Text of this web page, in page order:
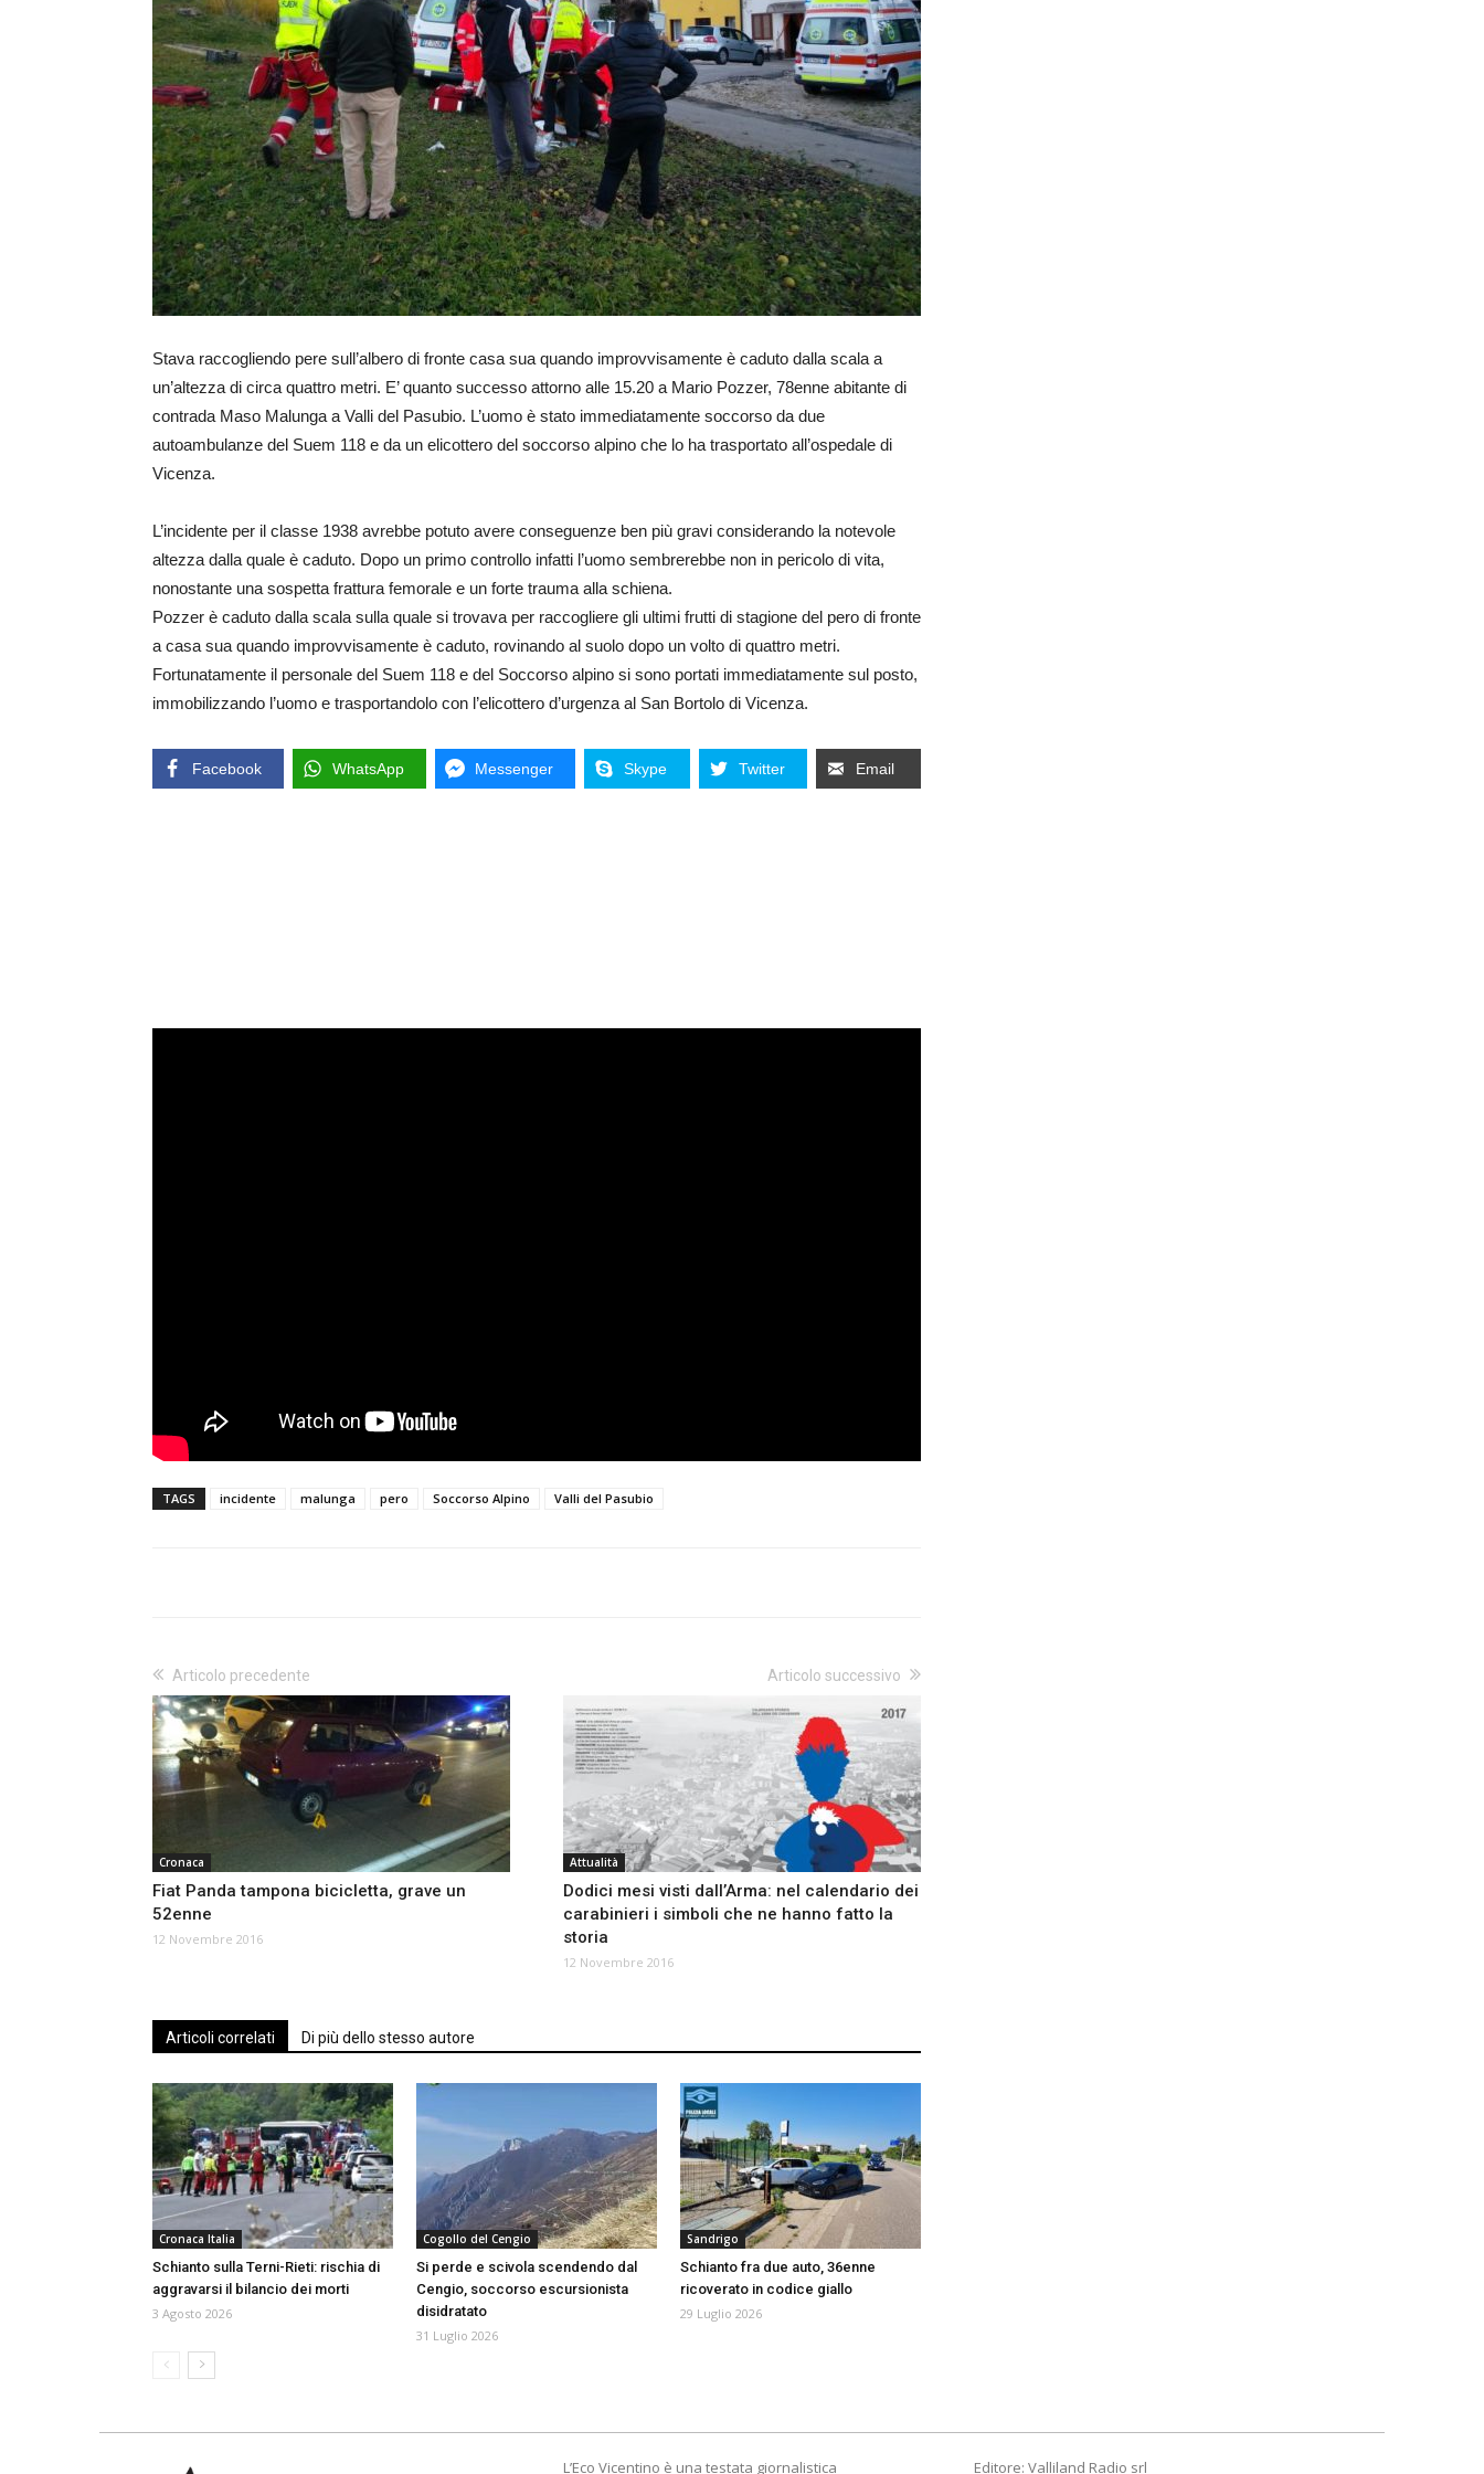
Stava raccogliendo pere sull’albero di fronte casa sua quando improvvisamente è caduto dalla scala a
un’altezza di circa quattro metri. E’ quanto successo attorno alle 15.20 a Mario Pozzer, 78enne abitante di
contrada Maso Malunga a Valli del Pasubio. L’uomo è stato immediatamente soccorso da due
autoambulanze del Suem 118 e da un elicottero del soccorso alpino che lo ha trasportato all’ospedale di
Vicenza.
L’incidente per il classe 1938 avrebbe potuto avere conseguenze ben più gravi considerando la notevole
altezza dalla quale è caduto. Dopo un primo controllo infatti l’uomo sembrerebbe non in pericolo di vita,
nonostante una sospetta frattura femorale e un forte trauma alla schiena.
Pozzer è caduto dalla scala sulla quale si trovava per raccogliere gli ultimi frutti di stagione del pero di fronte
a casa sua quando improvvisamente è caduto, rovinando al suolo dopo un volto di quattro metri.
Fortunatamente il personale del Suem 118 e del Soccorso alpino si sono portati immediatamente sul posto,
immobilizzando l’uomo e trasportandolo con l’elicottero d’urgenza al San Bortolo di Vicenza.
Facebook WhatsApp Messenger Skype Twitter Email
TAGS incidente malunga pero Soccorso Alpino Valli del Pasubio
Articolo precedente
Cronaca
Fiat Panda tampona bicicletta, grave un
52enne
12 Novembre 2016
Articolo successivo
Attualità
Dodici mesi visti dall’Arma: nel calendario dei
carabinieri i simboli che ne hanno fatto la
storia
12 Novembre 2016
Articoli correlati Di più dello stesso autore
Cronaca Italia
Schianto sulla Terni-Rieti: rischia di
aggravarsi il bilancio dei morti
3 Agosto 2026
Cogollo del Cengio
Si perde e scivola scendendo dal
Cengio, soccorso escursionista
disidratato
31 Luglio 2026
Sandrigo
Schianto fra due auto, 36enne
ricoverato in codice giallo
29 Luglio 2026
L’Eco Vicentino è una testata giornalistica Editore: Valliland Radio srl